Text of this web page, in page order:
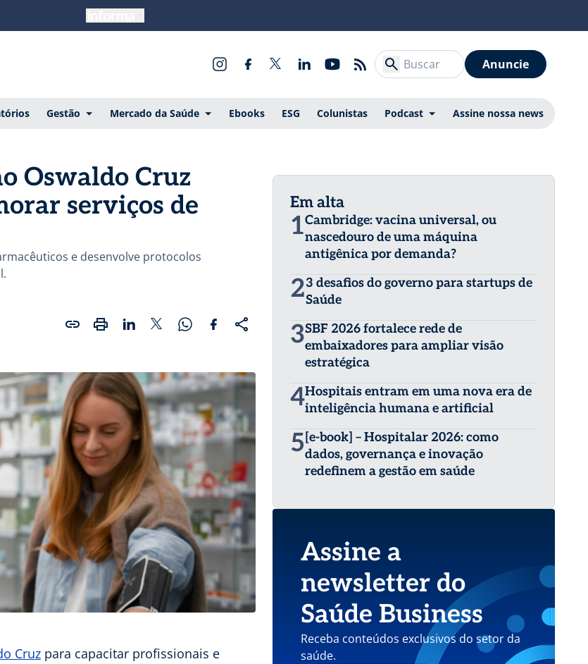
Anuncie
Gestão Mercado da Saúde Ebooks ESG Colunistas Podcast Assine nossa news
Oswaldo Cruz
serviços de
e desenvolve protocolos
Cruz para capacitar profissionais e
Em alta
1Cambridge: vacina universal, ou
nascedouro de uma máquina
antigênica por demanda?
23 desafios do governo para startups de
Saúde
3SBF 2026 fortalece rede de
embaixadores para ampliar visão
estratégica
4Hospitais entram em uma nova era de
inteligência humana e artificial
5 [e-book] – Hospitalar 2026: como
dados, governança e inovação
redefinem a gestão em saúde
Assine a
newsletter do
Saúde Business
Receba conteúdos exclusivos do setor da
saúde.